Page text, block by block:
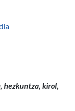
hezkuntza, kirol,